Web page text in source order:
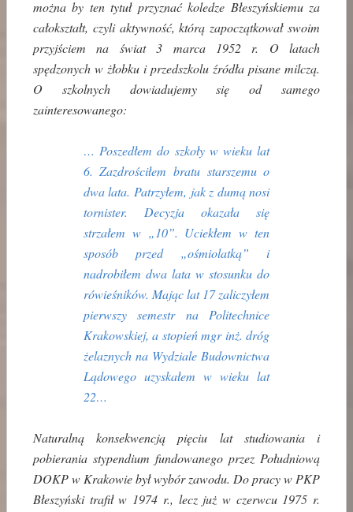
można by ten tytuł przyznać koledze Błeszyńskiemu za
całokształt, czyli aktywność, którą zapoczątkował swoim
przyjściem na świat 3 marca 1952 r. O latach
spędzonych w żłobku i przedszkolu źródła pisane milczą.
O szkolnych dowiadujemy się od samego
zainteresowanego:
… Poszedłem do szkoły w wieku lat
6. Zazdrościłem bratu starszemu o
dwa lata. Patrzyłem, jak z dumą nosi
tornister. Decyzja okazała się
strzałem w „10”. Uciekłem w ten
sposób przed „ośmiolatką” i
nadrobiłem dwa lata w stosunku do
rówieśników. Mając lat 17 zaliczyłem
pierwszy semestr na Politechnice
Krakowskiej, a stopień mgr inż. dróg
żelaznych na Wydziale Budownictwa
Lądowego uzyskałem w wieku lat
22…
Naturalną konsekwencją pięciu lat studiowania i
pobierania stypendium fundowanego przez Południową
DOKP w Krakowie był wybór zawodu. Do pracy w PKP
Błeszyński trafił w 1974 r., lecz już w czerwcu 1975 r.